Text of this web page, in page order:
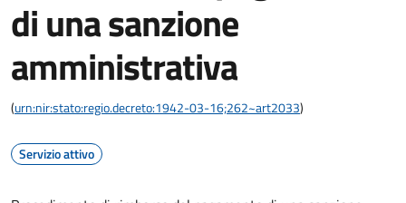
di una sanzione
amministrativa
(urn:nir:stato:regio.decreto:1942-03-16;262~art2033)
Servizio attivo